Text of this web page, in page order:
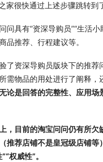
很快通过上述步骤跳转到
具有“资深导购员”“生活
品推荐、行程建议等。
了资深导购员版块下的推
需物品的用处进行了阐释
论是回答的完整性、应用场
，目前的淘宝问问仍有所欠
推荐店铺不是皇冠级店铺
权威性”。